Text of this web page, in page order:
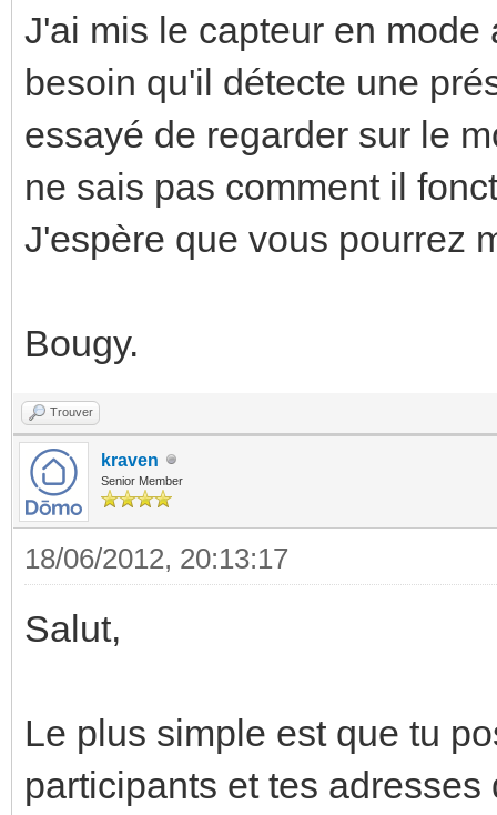
J'ai mis le capteur en
besoin qu'il détecte une
essayé de regarder sur le
ne sais pas comment il
J'espère que vous pourrez
Bougy.
Trouver
kraven
Senior Member
18/06/2012, 20:13:17
Salut,
Le plus simple est que tu
participants et tes adresses